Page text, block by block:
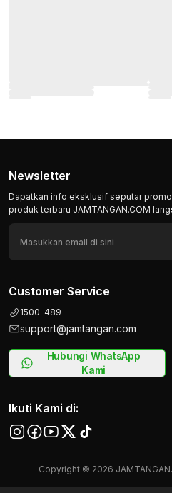
Newsletter
Dapatkan info eksklusif seputar
produk terbaru JAMTANGAN.COM
Customer Service
1500-489
support@jamtangan.com
Hubungi WhatsApp
Kami
Ikuti Kami di:
Copyright © 2026